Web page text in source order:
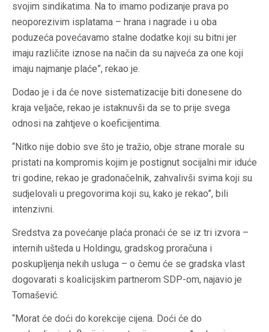
svojim sindikatima. Na to imamo podizanje prava po
neoporezivim isplatama – hrana i nagrade i u oba
poduzeća povećavamo stalne dodatke koji su bitni jer
imaju različite iznose na način da su najveća za one koji
imaju najmanje plaće”, rekao je.
Dodao je i da će nove sistematizacije biti donesene do
kraja veljače, rekao je istaknuvši da se to prije svega
odnosi na zahtjeve o koeficijentima.
“Nitko nije dobio sve što je tražio, obje strane morale su
pristati na kompromis kojim je postignut socijalni mir iduće
tri godine, rekao je gradonačelnik, zahvalivši svima koji su
sudjelovali u pregovorima koji su, kako je rekao”, bili
intenzivni.
Sredstva za povećanje plaća pronaći će se iz tri izvora –
internih ušteda u Holdingu, gradskog proračuna i
poskupljenja nekih usluga – o čemu će se gradska vlast
dogovarati s koalicijskim partnerom SDP-om, najavio je
Tomašević.
“Morat će doći do korekcije cijena. Doći će do